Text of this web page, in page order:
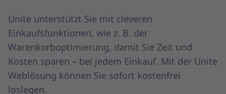
Unite unterstützt Sie mit cleveren
Einkaufsfunktionen, wie z. B. der
Warenkorboptimierung, damit Sie Zeit und
Kosten sparen – bei jedem Einkauf. Mit der Unite
Weblösung können Sie sofort kostenfrei
loslegen.